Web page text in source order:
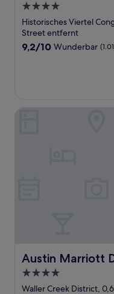
4.0-
Sterne-
Unterkunft
Historisches Viertel
Street entfernt
9.2
9,2/10 Wunderbar
Austin Marriott
Austin Marriott
4.0-
Sterne-
Waller Creek District,